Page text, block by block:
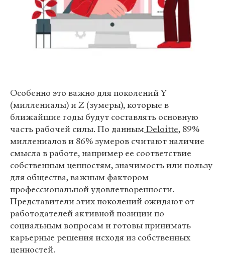
Особенно это важно для поколений Y
(миллениалы) и Z (зумеры), которые в
ближайшие годы будут составлять основную
часть рабочей силы. По даннымDeloitte, 89%
миллениалов и 86% зумеров считают наличие
смысла в работе, например ее соответствие
собственным ценностям, значимость или пользу
для общества, важным фактором
профессиональной удовлетворенности.
Представители этих поколений ожидают от
работодателей активной позиции по
социальным вопросам и готовы принимать
карьерные решения исходя из собственных
ценностей.